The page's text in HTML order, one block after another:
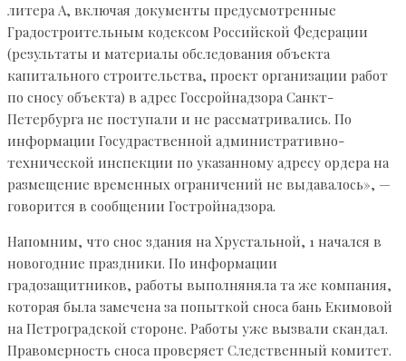
литера А, включая документы предусмотренные
Градостроительным кодексом Российской Федерации
(результаты и материалы обследования объекта
капитального строительства, проект организации работ
по сносу объекта) в адрес Госсройнадзора Санкт-
Петербурга не поступали и не рассматривались. По
информации Госудраственной административно-
технической инспекции по указанному адресу ордера на
размещение временных ограничений не выдавалось», —
говорится в сообщении Гостройнадзора.
Напомним, что снос здания на Хрустальной, 1 начался в
новогодние праздники. По информации
градозащитников, работы выполняняла та же компания,
которая была замечена за попыткой сноса бань Екимовой
на Петроградской стороне. Работы уже вызвали скандал.
Правомерность сноса проверяет Следственный комитет.